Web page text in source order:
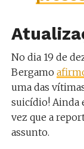
No dia 19 de
Bergamo
uma das
suicídio! Ainda
vez que a
assunto.